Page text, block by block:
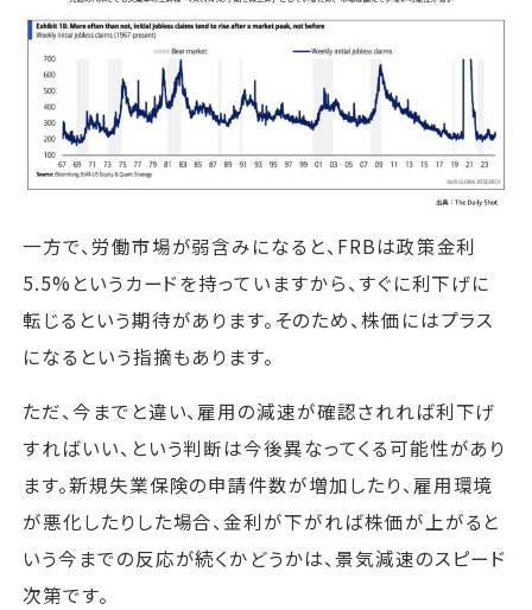
一方で、労働市場が弱含みになると、FRBは政策金利
5.5%というカードを持っていますから、すぐに利下げに
転じるという期待があります。そのため、株価にはプラス
になるという指摘もあります。
ただ、今までと違い、雇用の減速が確認されれば利下げ
すればいい、という判断は今後異なってくる可能性があり
ます。新規失業保険の申請件数が増加したり、雇用環境
が悪化したりした場合、金利が下がれば株価が上がると
いう今までの反応が続くかどうかは、景気減速のスピード
次第です。